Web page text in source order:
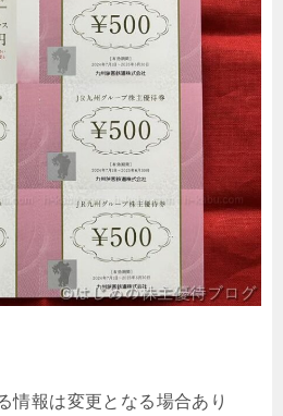
情報は変更となる場合あり